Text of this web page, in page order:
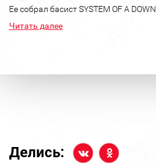
Ее собрал басист SYSTEM OF A DOWN.
Читать далее
Делись: